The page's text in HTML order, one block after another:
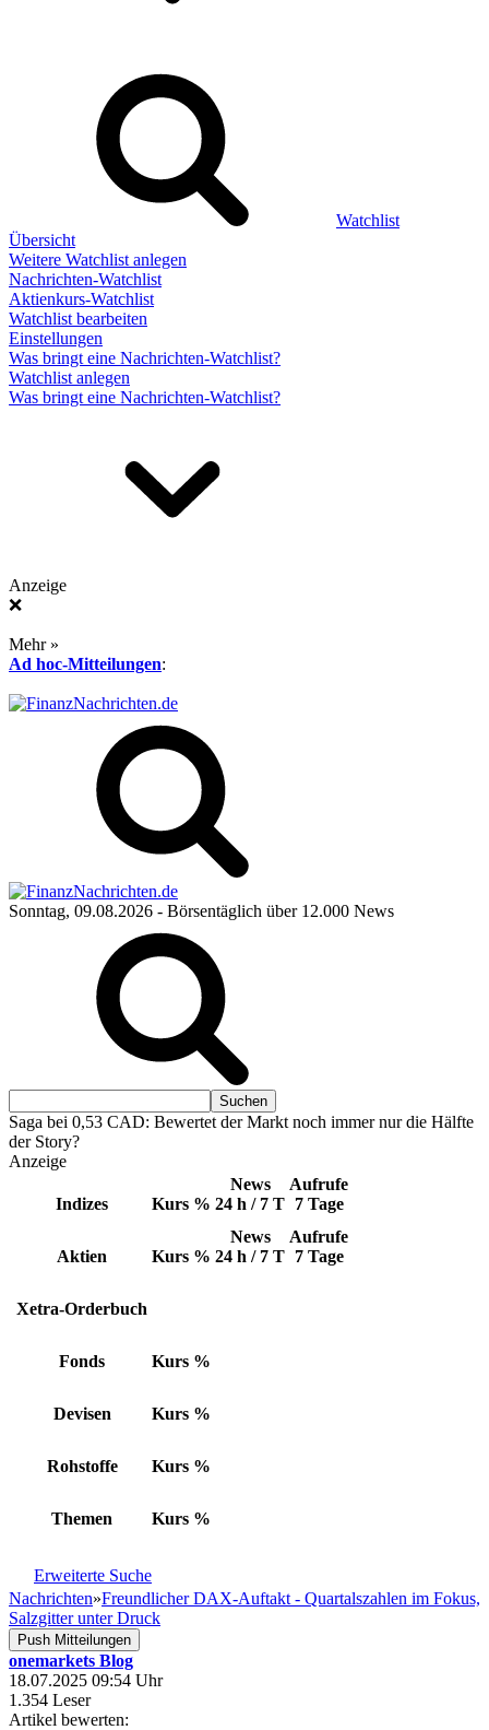
Watchlist
Übersicht
Weitere Watchlist anlegen
Nachrichten-Watchlist
Aktienkurs-Watchlist
Watchlist bearbeiten
Einstellungen
Was bringt eine Nachrichten-Watchlist?
Watchlist anlegen
Was bringt eine Nachrichten-Watchlist?
Anzeige
❌
Mehr »
Ad hoc-Mitteilungen:
Sonntag, 09.08.2026 - Börsentäglich über 12.000 News
Saga bei 0,53 CAD: Bewertet der Markt noch immer nur die Hälfte
der Story?
Anzeige
Indizes Kurs %
News
24 h / 7 T
Aufrufe
7 Tage
Aktien Kurs %
News
24 h / 7 T
Aufrufe
7 Tage
Xetra-Orderbuch
Fonds Kurs %
Devisen Kurs %
Rohstoffe Kurs %
Themen Kurs %
Erweiterte Suche
Nachrichten»Freundlicher DAX-Auftakt - Quartalszahlen im Fokus,
Salzgitter unter Druck
Push Mitteilungen
onemarkets Blog
18.07.2025 09:54 Uhr
1.354 Leser
Artikel bewerten: